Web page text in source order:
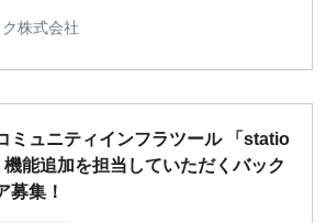
株式会社
ミュニティインフラツール 「statio
能追加を担当していただくバック
募集！